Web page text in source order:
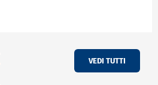
VEDI TUTTI